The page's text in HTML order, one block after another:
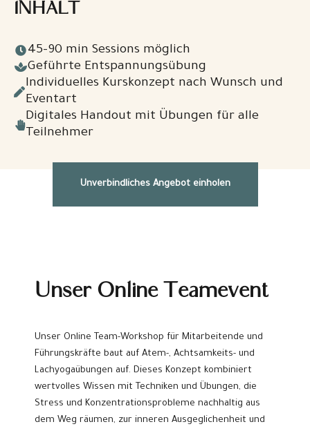
INHALT
45-90 min Sessions möglich
Geführte Entspannungsübung
Individuelles Kurskonzept nach Wunsch und
Eventart
Digitales Handout mit Übungen für alle
Teilnehmer
Unverbindliches Angebot einholen
Unser Online Teamevent
Unser Online Team-Workshop für Mitarbeitende und
Führungskräfte baut auf Atem-, Achtsamkeits- und
Lachyogaübungen auf. Dieses Konzept kombiniert
wertvolles Wissen mit Techniken und Übungen, die
Stress und Konzentrationsprobleme nachhaltig aus
dem Weg räumen, zur inneren Ausgeglichenheit und